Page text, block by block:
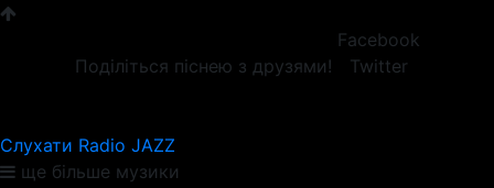
Поділіться піснею з друзями!
Facebook
Twitter
Слухати Radio JAZZ
ще більше музики